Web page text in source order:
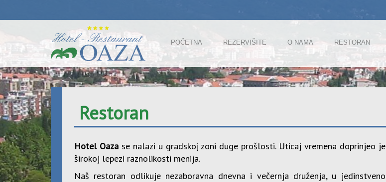
POČETNA REZERVIŠITE O NAMA RESTORAN
Restoran
Hotel Oazase nalazi u gradskoj zoni duge prošlosti. Uticaj vremena doprinjeo je
širokoj lepezi raznolikosti menija.
Naš restoran odlikuje nezaboravna dnevna i večernja druženja, u jedinstveno